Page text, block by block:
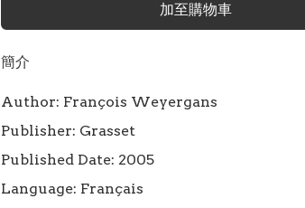
加至購物車
簡介
Author: François Weyergans
Publisher: Grasset
Published Date: 2005
Language: Français